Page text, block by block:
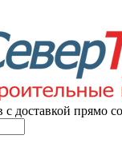
с доставкой прямо